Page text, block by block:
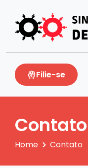
Filie-se
Contato
Home Contato